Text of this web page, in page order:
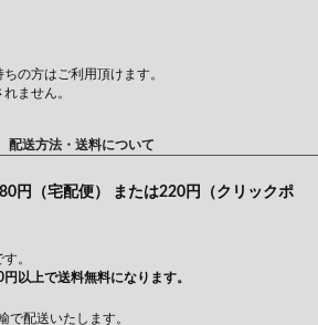
の方はご利用頂けます。
ません。
配送方法・送料について
円（宅配便） または220円（クリックポ
。
以上で送料無料になります。
で配送いたします。